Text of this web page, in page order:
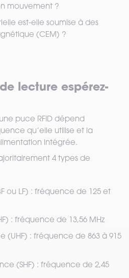
mouvement ?
est-elle soumise à des
(CEM) ?
lecture espérez-
puce RFID dépend
qu’elle utilise et la
intégrée.
4 types de
ou LF) : fréquence de 125 et
: fréquence de 13,56 MHz
(UHF) : fréquence de 863 à 915
(SHF) : fréquence de 2,45